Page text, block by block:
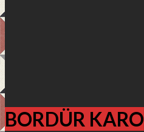
BORDÜR KARO